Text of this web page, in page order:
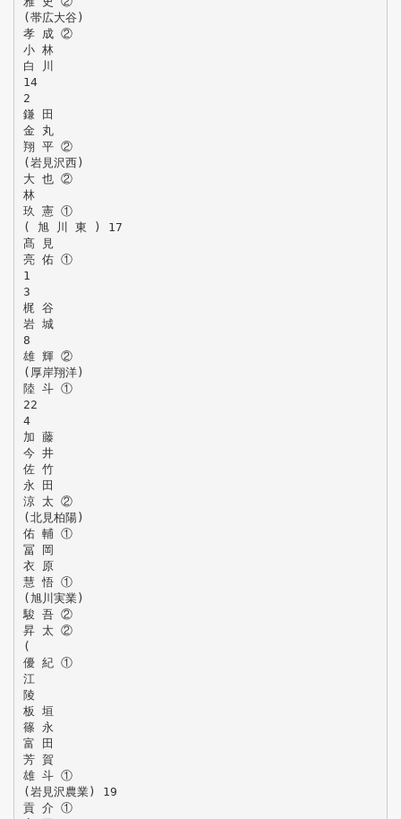
(帯広大谷)
孝 成 ②
小 林
白 川
14
2
鎌 田
金 丸
翔 平 ②
(岩見沢西)
大 也 ②
林
玖 憲 ①
( 旭 川 東 ) 17
髙 見
亮 佑 ①
1
3
梶 谷
岩 城
8
雄 輝 ②
(厚岸翔洋)
陸 斗 ①
22
4
加 藤
今 井
佐 竹
永 田
涼 太 ②
(北見柏陽)
佑 輔 ①
冨 岡
衣 原
慧 悟 ①
(旭川実業)
駿 吾 ②
昇 太 ②
(
優 紀 ①
江
陵
板 垣
篠 永
富 田
芳 賀
雄 斗 ①
(岩見沢農業) 19
貢 介 ①